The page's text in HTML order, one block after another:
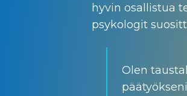
hyvin osallistua
psykologit
Olen